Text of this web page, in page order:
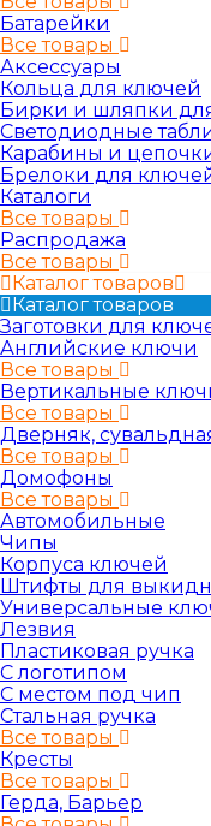
Батарейки
Все товары
Аксессуары
Кольца для ключей
Бирки и шляпки
Светодиодные
Карабины и
Брелоки для
Каталоги
Все товары
Распродажа
Все товары
Каталог товаров
Каталог товаров
Заготовки для
Английские ключи
Все товары
Вертикальные
Все товары
Дверняк,
Все товары
Домофоны
Все товары
Автомобильные
Чипы
Корпуса ключей
Штифты для
Универсальные
Лезвия
Пластиковая ручка
С логотипом
С местом под чип
Стальная ручка
Все товары
Кресты
Все товары
Герда, Барьер